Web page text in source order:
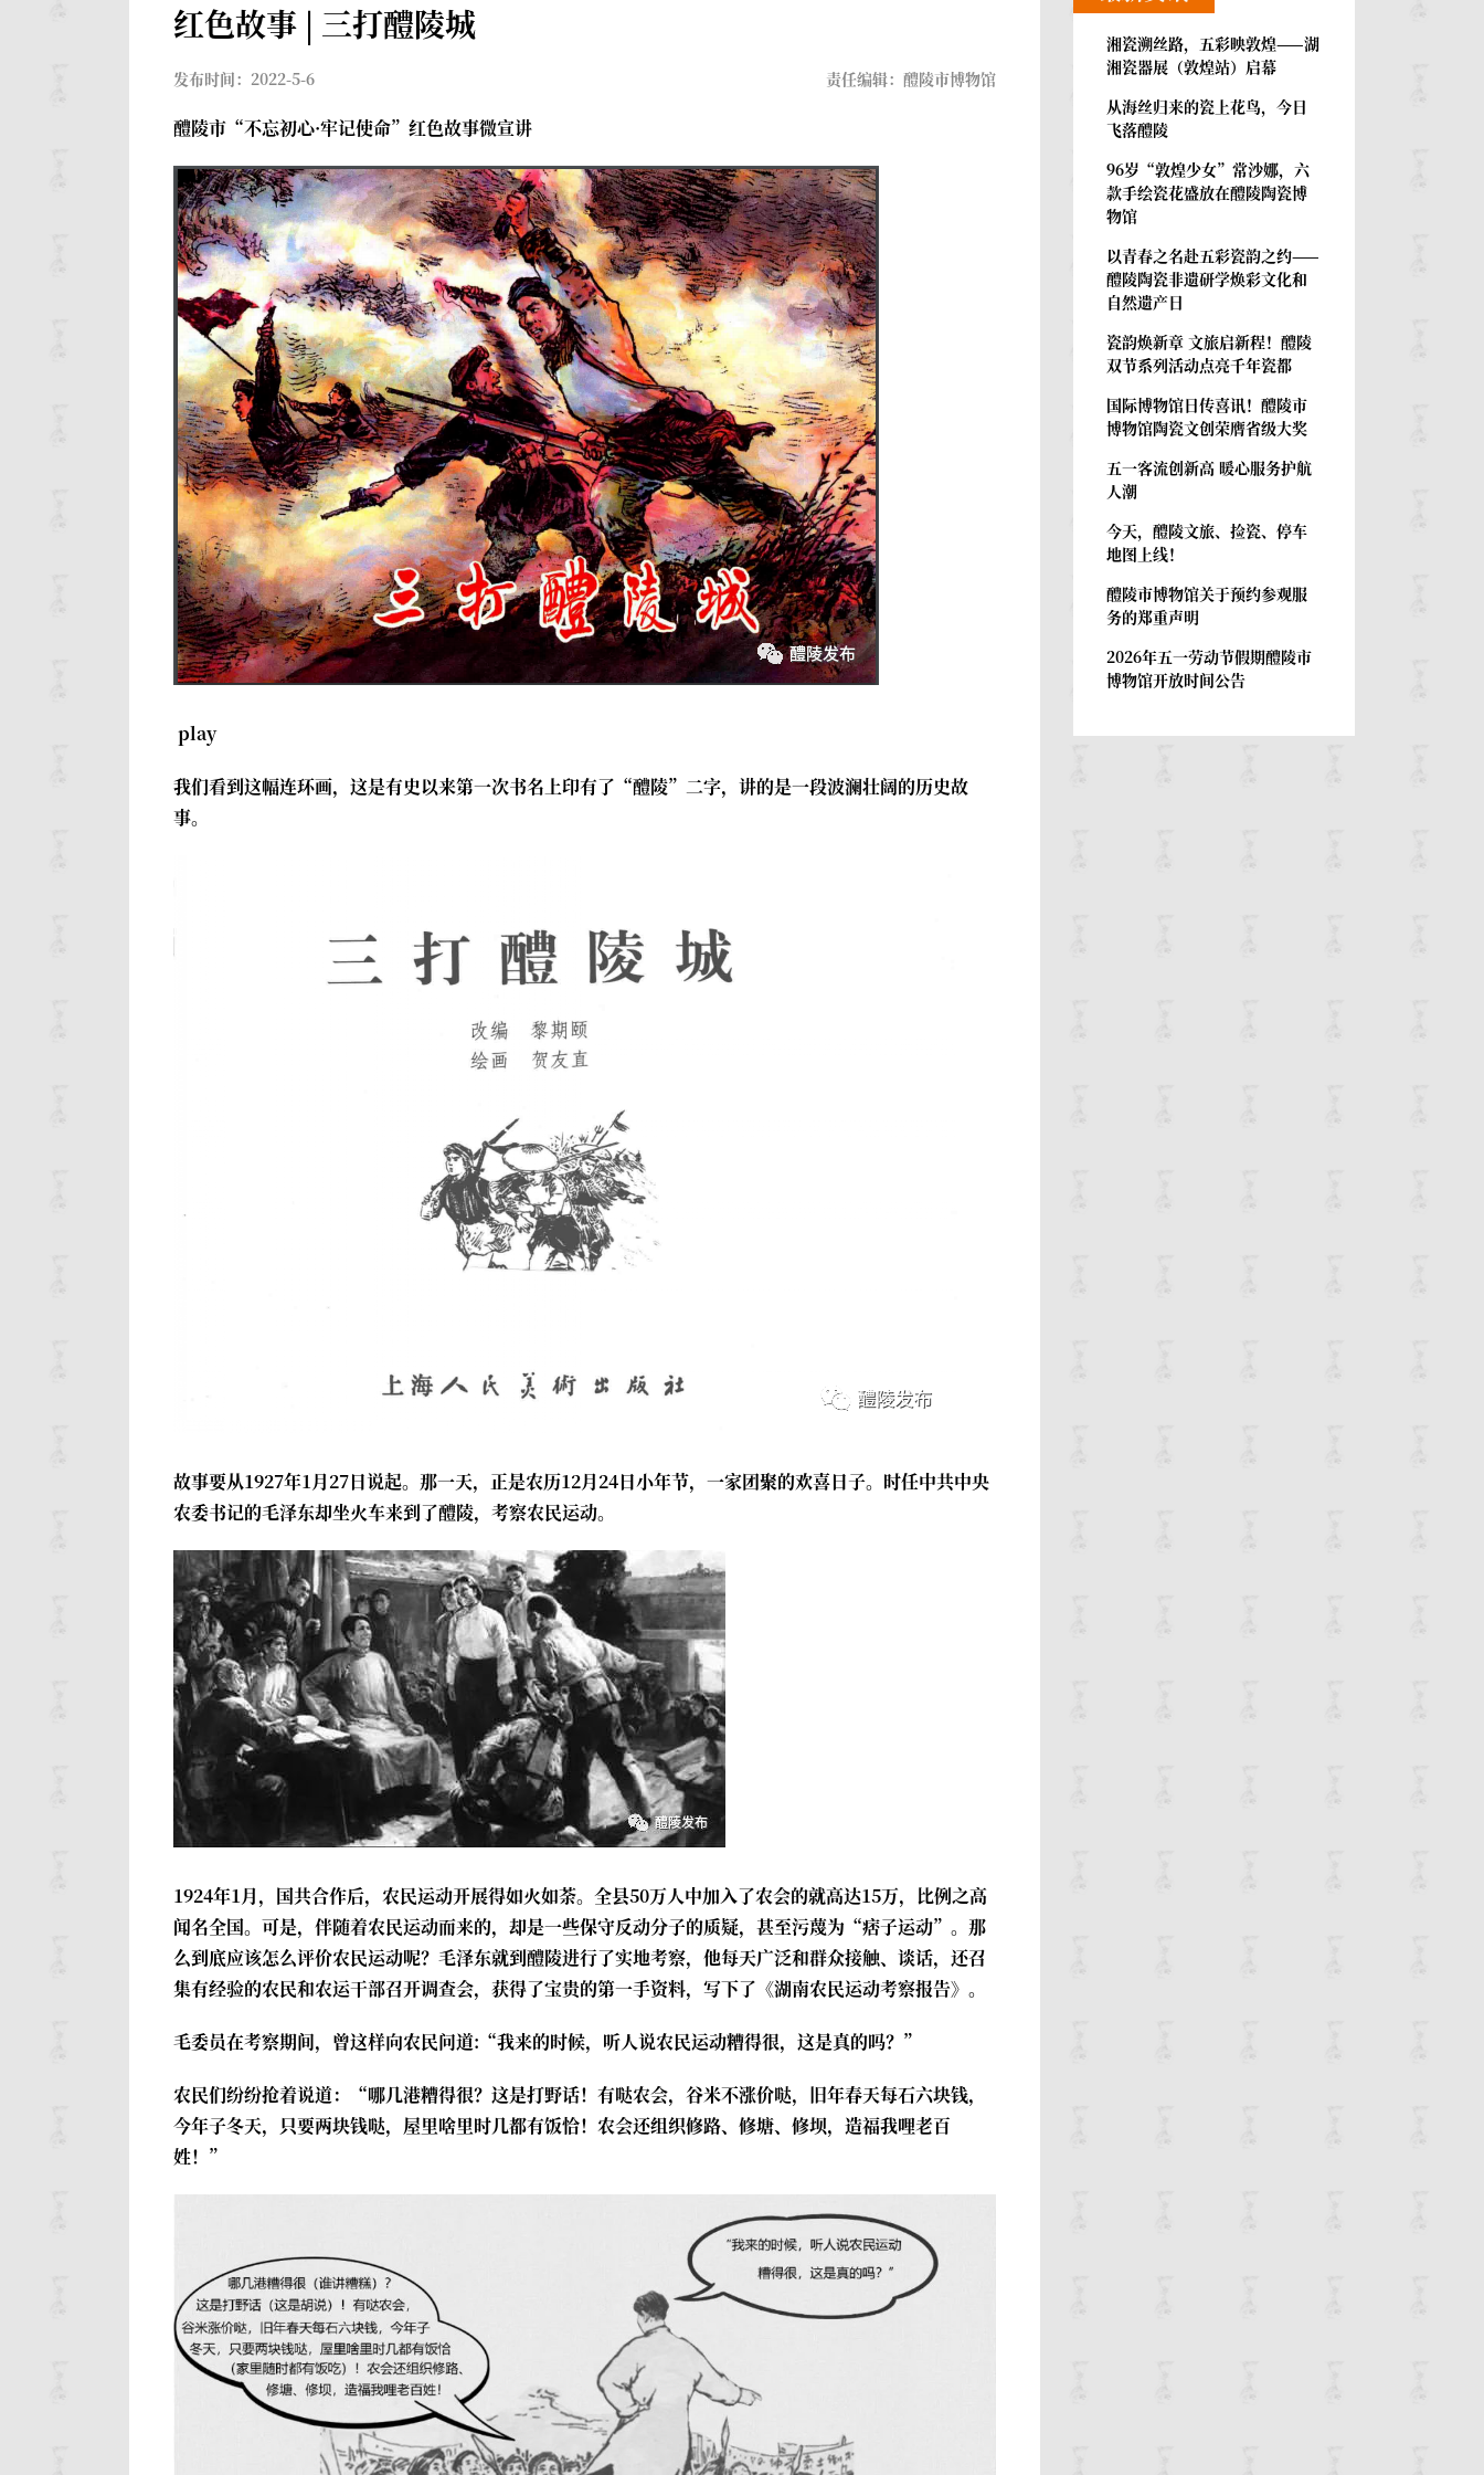
红色故事 | 三打醴陵城
发布时间：2022-5-6 责任编辑：醴陵市博物馆
醴陵市“不忘初心·牢记使命”红色故事微宣讲
play
我们看到这幅连环画，这是有史以来第一次书名上印有了“醴陵”二字，讲的是一段波澜壮阔的历史故
事。
故事要从1927年1月27日说起。那一天，正是农历12月24日小年节，一家团聚的欢喜日子。时任中共中央
农委书记的毛泽东却坐火车来到了醴陵，考察农民运动。
1924年1月，国共合作后，农民运动开展得如火如荼。全县50万人中加入了农会的就高达15万，比例之高
闻名全国。可是，伴随着农民运动而来的，却是一些保守反动分子的质疑，甚至污蔑为“痞子运动”。那
么到底应该怎么评价农民运动呢？毛泽东就到醴陵进行了实地考察，他每天广泛和群众接触、谈话，还召
集有经验的农民和农运干部召开调查会，获得了宝贵的第一手资料，写下了《湖南农民运动考察报告》。
毛委员在考察期间，曾这样向农民问道:“我来的时候，听人说农民运动糟得很，这是真的吗？”
农民们纷纷抢着说道：“哪几港糟得很？这是打野话！有哒农会，谷米不涨价哒，旧年春天每石六块钱，
今年子冬天，只要两块钱哒，屋里啥里时几都有饭恰！农会还组织修路、修塘、修坝，造福我哩老百
姓！”
湘瓷溯丝路，五彩映敦煌——湖
湘瓷器展（敦煌站）启幕
从海丝归来的瓷上花鸟，今日
飞落醴陵
96岁“敦煌少女”常沙娜，六
款手绘瓷花盛放在醴陵陶瓷博
物馆
以青春之名赴五彩瓷韵之约——
醴陵陶瓷非遗研学焕彩文化和
自然遗产日
瓷韵焕新章 文旅启新程！醴陵
双节系列活动点亮千年瓷都
国际博物馆日传喜讯！醴陵市
博物馆陶瓷文创荣膺省级大奖
五一客流创新高 暖心服务护航
人潮
今天，醴陵文旅、捡瓷、停车
地图上线！
醴陵市博物馆关于预约参观服
务的郑重声明
2026年五一劳动节假期醴陵市
博物馆开放时间公告